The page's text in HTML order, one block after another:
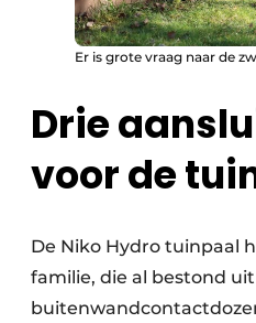
Er is grote vraag naar de
Drie
voor de
De Niko Hydro tuinpaal
familie, die al bestond